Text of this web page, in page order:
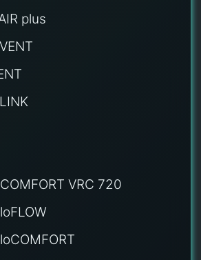
plus
VRC 720